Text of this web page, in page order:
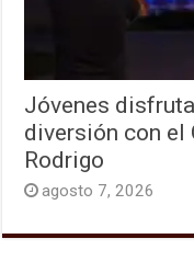
Jóvenes
diversión con el
Rodrigo
agosto 7, 2026